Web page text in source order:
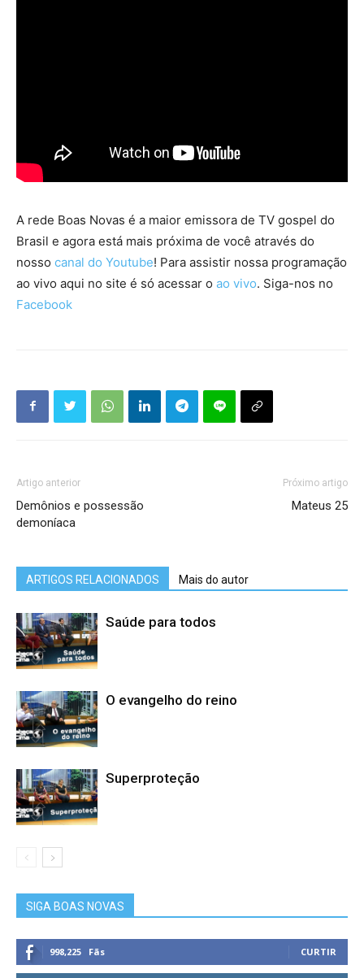
A rede Boas Novas é a maior emissora de TV gospel do
Brasil e agora está mais próxima de você através do
nosso canal do Youtube! Para assistir nossa programação
ao vivo aqui no site é só acessar o ao vivo. Siga-nos no
Facebook
Artigo anterior
Demônios e possessão
demoníaca
Próximo artigo
Mateus 25
ARTIGOS RELACIONADOS Mais do autor
Saúde para todos
O evangelho do reino
Superproteção
SIGA BOAS NOVAS
998,225 Fãs CURTIR